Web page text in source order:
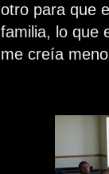
otro para que
familia, lo que
me creía